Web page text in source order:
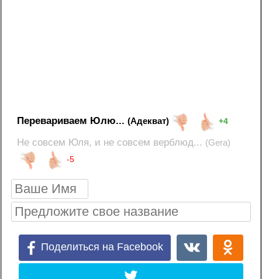
Перевариваем Юлю...(Адекват) +4
Не совсем Юля, и не совсем верблюд... (Gera)
-5
Поделиться на Facebook